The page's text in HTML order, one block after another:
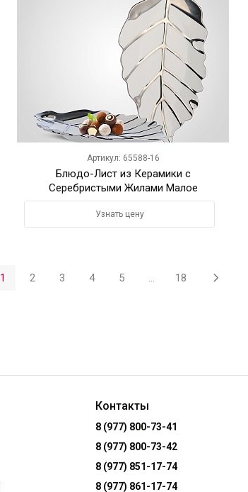
Артикул: 65588-16
Блюдо-Лист из Керамики с
Серебристыми Жилами Малое
Узнать цену
1 2 3 4 5 ... 18
Контакты
8 (977) 800-73-41
8 (977) 800-73-42
8 (977) 851-17-74
8 (977) 861-17-74